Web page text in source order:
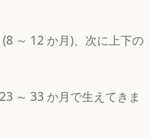
～ 12 か月)、次に上下の
～ 33 か月で生えてきま